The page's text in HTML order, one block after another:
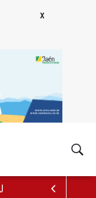
al filósofo Omar